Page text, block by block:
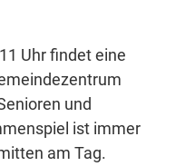
Uhr findet eine
und
ist immer
am Tag.